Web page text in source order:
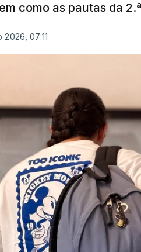
como as pautas da
07:11